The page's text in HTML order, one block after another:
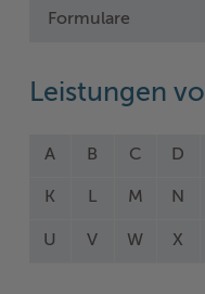
Formulare
Leistungen
A B C D
K L M N
U V W X